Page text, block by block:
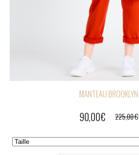
MANTEAU BROOKLYN
90,00€ 225,00€